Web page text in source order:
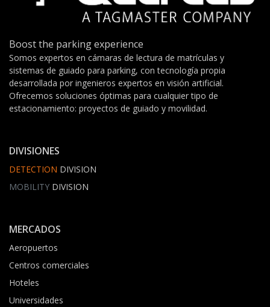
Boost the parking experience
Somos expertos en cámaras de lectura de matrículas y
sistemas de guiado para parking, con tecnología propia
desarrollada por ingenieros expertos en visión artificial.
Ofrecemos soluciones óptimas para cualquier tipo de
estacionamiento: proyectos de guiado y movilidad.
DIVISIONES
DETECTION DIVISION
MOBILITY DIVISION
MERCADOS
Aeropuertos
Centros comerciales
Hoteles
Universidades